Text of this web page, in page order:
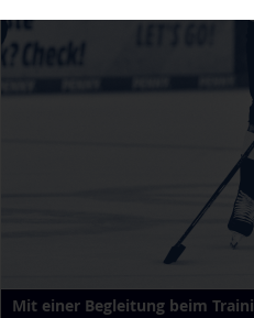
Mit einer Begleitung beim